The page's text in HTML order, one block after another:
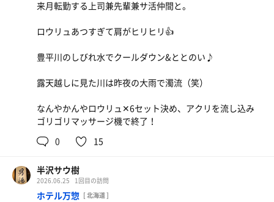
来月転勤する上司兼先輩兼サ活仲間と。
ロウリュあつすぎて肩がヒリヒリ👍
豊平川のしびれ水でクールダウン&ととのい♪
露天越しに見た川は昨夜の大雨で濁流（笑）
なんやかんやロウリュ✕6セット決め、アクリを流し込み
ゴリゴリマッサージ機で終了！
0
15
半沢サウ樹
2026.06.25 1回目の訪問
ホテル万惣 [ 北海道 ]